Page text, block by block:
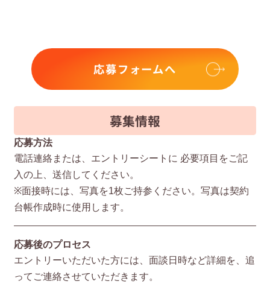
応募フォームへ
募集情報
応募方法
電話連絡または、エントリーシートに 必要項⽬をご記
⼊の上、送信してください。
※⾯接時には、写真を1枚ご持参ください。写真は契約
台帳作成時に使⽤します。
応募後のプロセス
エントリーいただいた⽅には、⾯談⽇時など詳細を、追
ってご連絡させていただきます。